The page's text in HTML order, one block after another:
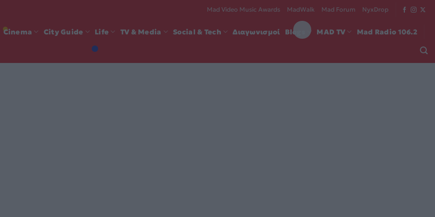
Mad Video Music Awards MadWalk Mad Forum NyxDrop
Cinema City Guide Life TV & Media Social & Tech Διαγωνισμοί Blogs MAD TV Mad Radio 106.2